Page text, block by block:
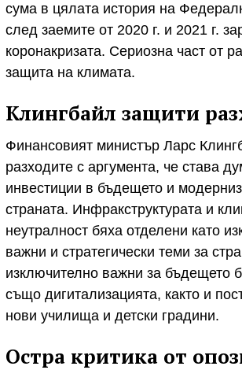
сума в цялата история на
след заемите от 2020 г. и 2021 г.
коронакризата. Сериозна част от
защита на климата.
Клингбайл защити
Финансовият министър Ларс
разходите с аргумента, че става
инвестиции в бъдещето и
страната. Инфракструктурата и
неутралност бяха отделени като
важни и стратегически теми за
изключително важни за бъдещето
също дигитализацията, както и
нови училища и детски градини.
Остра критика от